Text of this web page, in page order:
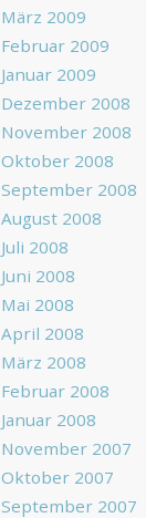
März 2009
Februar 2009
Januar 2009
Dezember 2008
November 2008
Oktober 2008
September 2008
August 2008
Juli 2008
Juni 2008
Mai 2008
April 2008
März 2008
Februar 2008
Januar 2008
November 2007
Oktober 2007
September 2007